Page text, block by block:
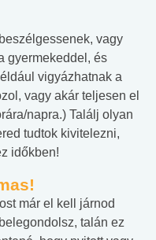
vagy
gyermekeddel, és
vigyázhatnak a
vagy akár teljesen el
napra.) Találj olyan
tudtok kivitelezni,
időkben!
már el kell járnod
talán ez